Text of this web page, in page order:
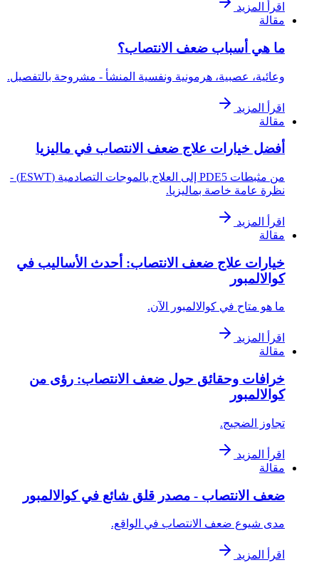
اقرأ المزيد
مقالة
ما هي أسباب ضعف الانتصاب؟
وعائية، عصبية، هرمونية ونفسية المنشأ - مشروحة بالتفصيل.
اقرأ المزيد
مقالة
أفضل خيارات علاج ضعف الانتصاب في ماليزيا
من مثبطات PDE5 إلى العلاج بالموجات التصادمية (ESWT) -
نظرة عامة خاصة بماليزيا.
اقرأ المزيد
مقالة
خيارات علاج ضعف الانتصاب: أحدث الأساليب في
كوالالمبور
ما هو متاح في كوالالمبور الآن.
اقرأ المزيد
مقالة
خرافات وحقائق حول ضعف الانتصاب: رؤى من
كوالالمبور
تجاوز الضجيج.
اقرأ المزيد
مقالة
ضعف الانتصاب - مصدر قلق شائع في كوالالمبور
مدى شيوع ضعف الانتصاب في الواقع.
اقرأ المزيد